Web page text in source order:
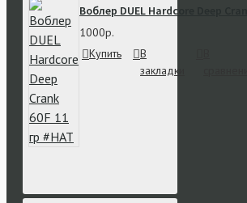
Воблер DUEL Hardcore Deep
1000р.
Купить
В
закладки